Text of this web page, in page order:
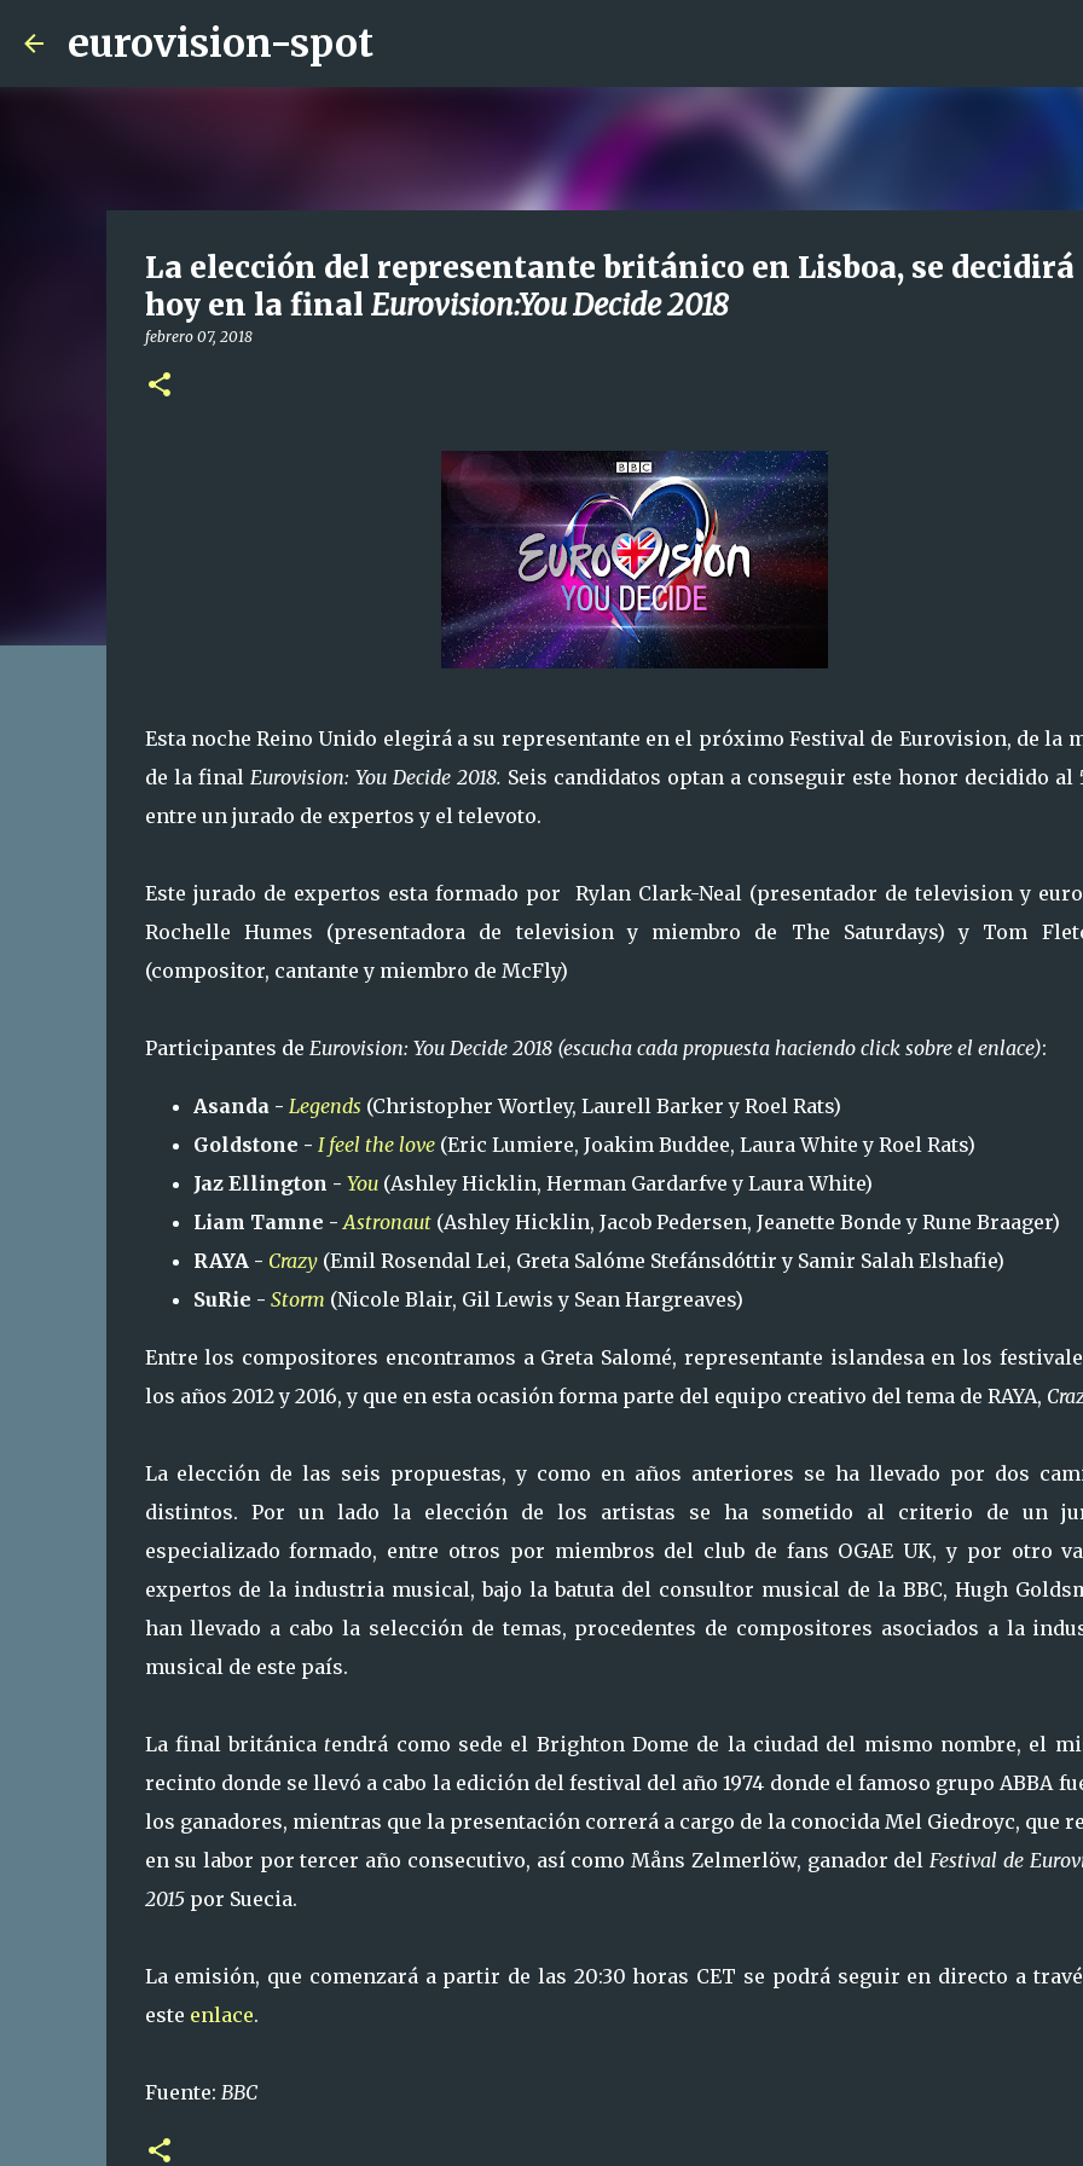
eurovision-spot
La elección del representante británico en Lisboa, se decidirá
hoy en la final Eurovision:You Decide 2018
febrero 07, 2018
Esta noche Reino Unido elegirá a su representante en el próximo Festival de Eurovision, de la
de la final Eurovision: You Decide 2018. Seis candidatos optan a conseguir este honor decidido al
entre un jurado de expertos y el televoto.
Este jurado de expertos esta formado por Rylan Clark-Neal (presentador de television y
Rochelle Humes (presentadora de television y miembro de The Saturdays) y Tom
(compositor, cantante y miembro de McFly)
Participantes de Eurovision: You Decide 2018 (escucha cada propuesta haciendo click sobre el enlace):
Asanda - Legends (Christopher Wortley, Laurell Barker y Roel Rats)
Goldstone - I feel the love(Eric Lumiere, Joakim Buddee, Laura White y Roel Rats)
Jaz Ellington - You (Ashley Hicklin, Herman Gardarfve y Laura White)
Liam Tamne -Astronaut (Ashley Hicklin, Jacob Pedersen, Jeanette Bonde y Rune Braager)
RAYA - Crazy (Emil Rosendal Lei, Greta Salóme Stefánsdóttir y Samir Salah Elshafie)
SuRie - Storm (Nicole Blair, Gil Lewis y Sean Hargreaves)
Entre los compositores encontramos a Greta Salomé, representante islandesa en los
los años 2012 y 2016, y que en esta ocasión forma parte del equipo creativo del tema de RAYA,
La elección de las seis propuestas, y como en años anteriores se ha llevado por dos
distintos. Por un lado la elección de los artistas se ha sometido al criterio de un
especializado formado, entre otros por miembros del club de fans OGAE UK, y por otro
expertos de la industria musical, bajo la batuta del consultor musical de la BBC, Hugh
han llevado a cabo la selección de temas, procedentes de compositores asociados a la
musical de este país.
La final británica tendrá como sede el Brighton Dome de la ciudad del mismo nombre, el
recinto donde se llevó a cabo la edición del festival del año 1974 donde el famoso grupo ABBA
los ganadores, mientras que la presentación correrá a cargo de la conocida Mel Giedroyc, que
en su labor por tercer año consecutivo, así como Måns Zelmerlöw, ganador delFestival de
2015por Suecia.
La emisión, que comenzará a partir de las 20:30 horas CET se podrá seguir en directo a
este enlace.
Fuente: BBC